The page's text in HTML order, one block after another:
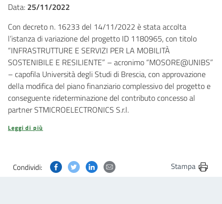
Data: 25/11/2022
Con decreto n. 16233 del 14/11/2022 è stata accolta
l’istanza di variazione del progetto ID 1180965, con titolo
“INFRASTRUTTURE E SERVIZI PER LA MOBILITÀ
SOSTENIBILE E RESILIENTE” – acronimo “MOSORE@UNIBS”
– capofila Università degli Studi di Brescia, con approvazione
della modifica del piano finanziario complessivo del progetto e
conseguente rideterminazione del contributo concesso al
partner STMICROELECTRONICS S.r.l.
Leggi di più
Condividi: Condividi questa pagina su Facebook
Condividi questa pagina su Twitter
Condividi questa pagina su Linkedin
Condividi questa pagina via
Stampa